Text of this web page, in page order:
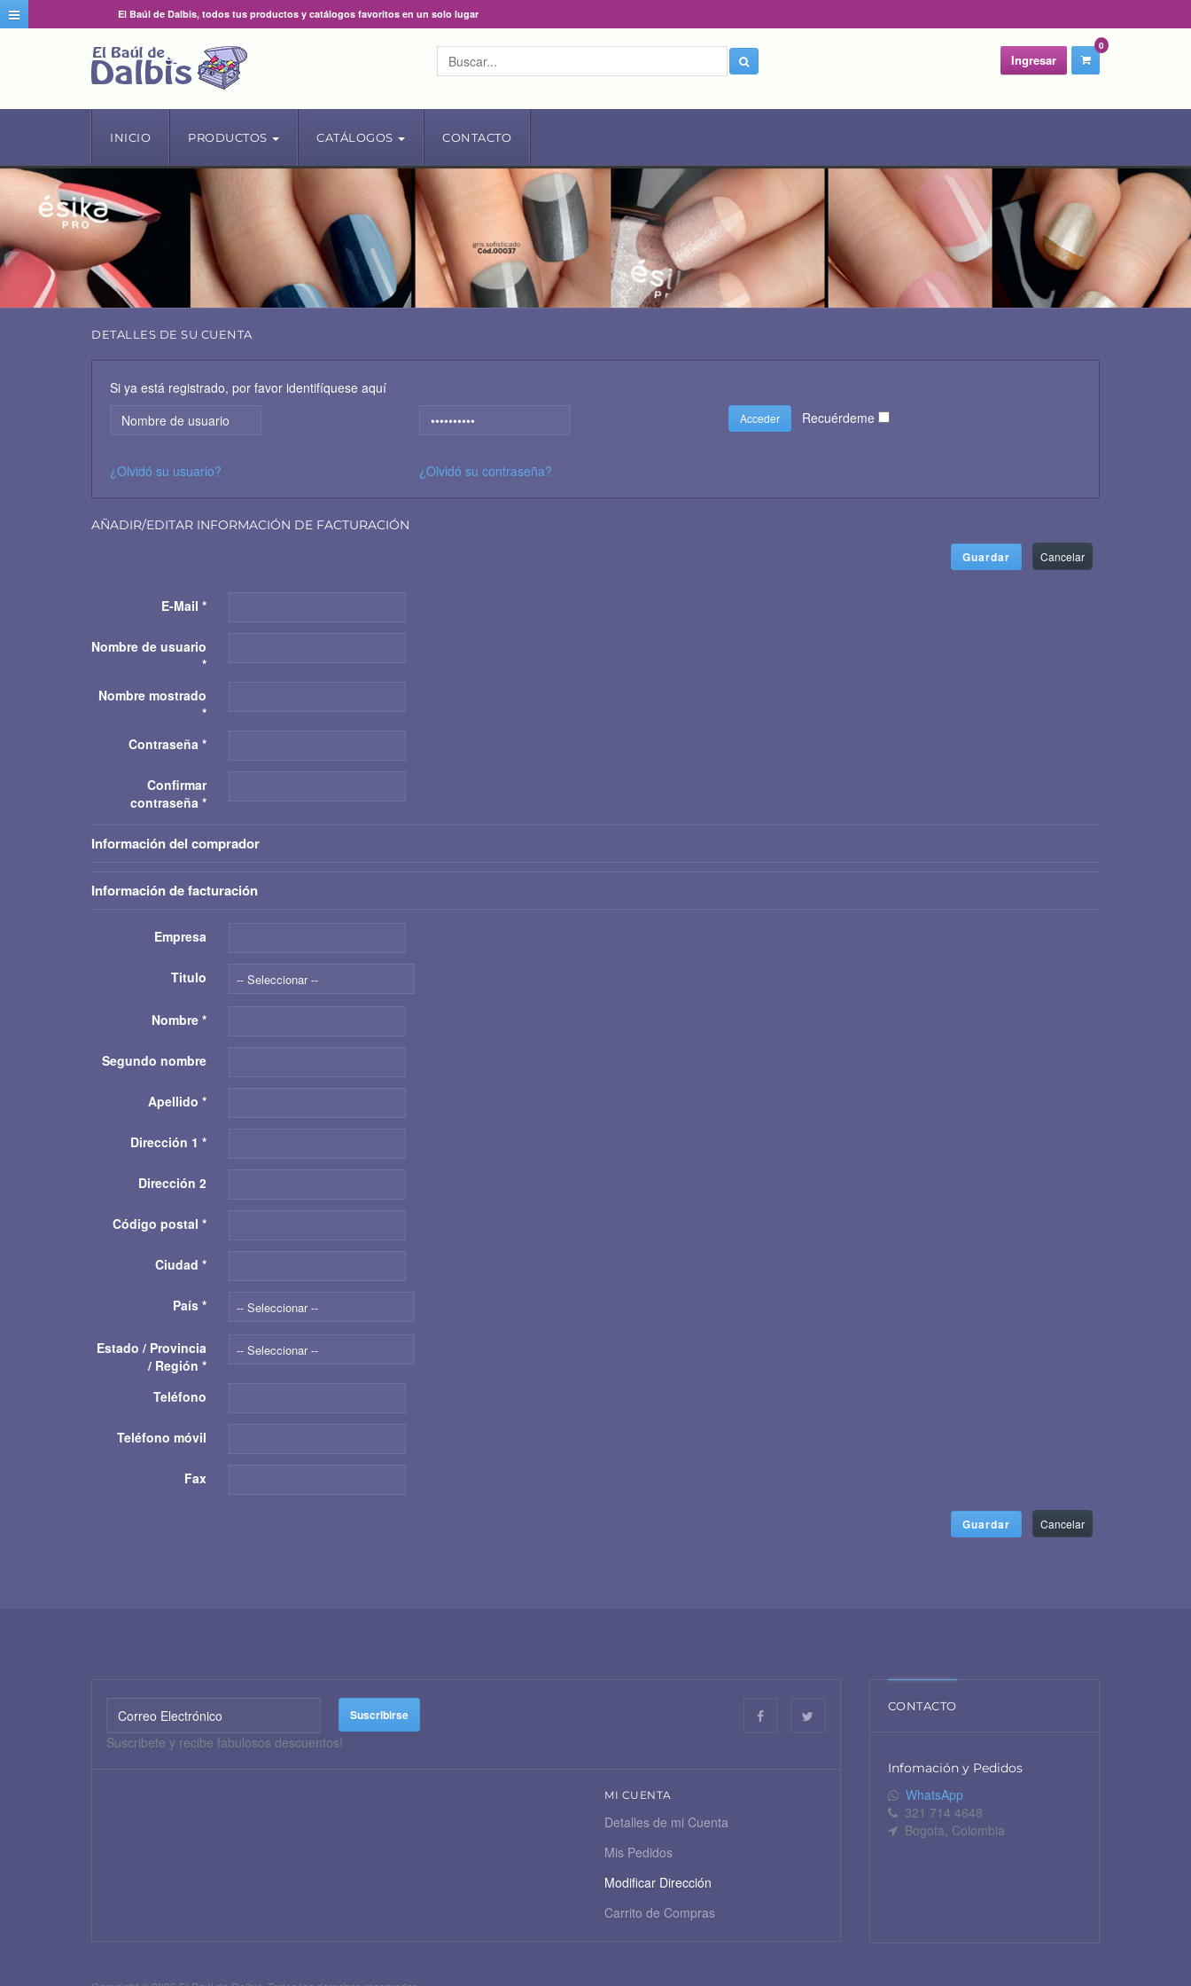
El Baúl de Dalbis, todos tus productos y catálogos favoritos en un solo lugar
0
Ingresar
INICIO PRODUCTOS CATÁLOGOS CONTACTO
DETALLES DE SU CUENTA
Si ya está registrado, por favor identifíquese aquí
Recuérdeme
¿Olvidó su usuario? ¿Olvidó su contraseña?
AÑADIR/EDITAR INFORMACIÓN DE FACTURACIÓN
Guardar
Cancelar
E-Mail *
Nombre de usuario
*
Nombre mostrado
*
Contraseña *
Confirmar
contraseña *
Información del comprador
Información de facturación
Empresa
Titulo -- Seleccionar --
Nombre *
Segundo nombre
Apellido *
Dirección 1 *
Dirección 2
Código postal *
Ciudad *
País * -- Seleccionar --
Estado / Provincia
/ Región *
-- Seleccionar --
Teléfono
Teléfono móvil
Fax
Guardar Cancelar
Suscribete y recibe fabulosos descuentos!
MI CUENTA
Detalles de mi Cuenta
Mis Pedidos
Modificar Dirección
Carrito de Compras
CONTACTO
Infomación y Pedidos
WhatsApp
321 714 4648
Bogota, Colombia